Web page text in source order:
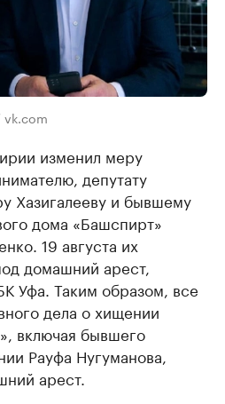
vk.com
изменил меру
депутату
Хазигалееву и бывшему
дома «Башспирт»
19 августа их
домашний арест,
Уфа. Таким образом, все
дела о хищении
включая бывшего
Рауфа Нугуманова,
арест.